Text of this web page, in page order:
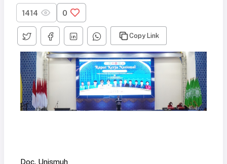
1414 0
Copy Link
Doc. Unismuh